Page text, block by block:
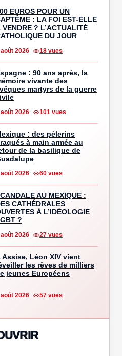
EUROS POUR UN
: LA FOI EST-ELLE
VENDRE ? L’ACTUALITÉ
DU JOUR
2026 18 vues
: 90 ans après, la
vivante des
martyrs de la guerre
2026 101 vues
: des pèlerins
à main armée au
de la basilique de
2026 60 vues
AU MEXIQUE :
CATHÉDRALES
À L’IDÉOLOGIE
?
2026 27 vues
Assise, Léon XIV vient
les rêves de milliers
jeunes Européens
2026 57 vues